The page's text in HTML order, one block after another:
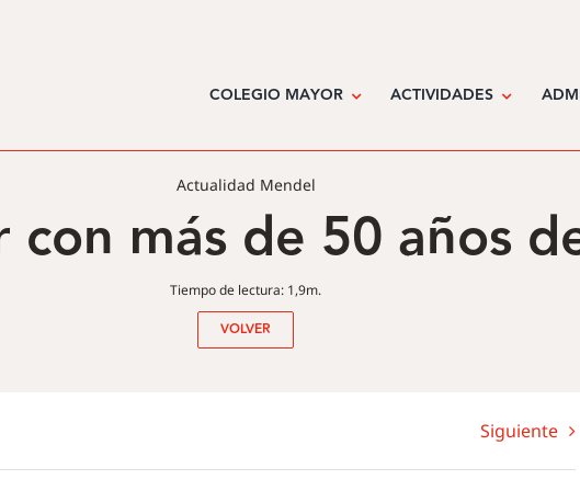
COLEGIO MAYOR
ACTIVIDADES
Actualidad Mendel
más de 50 años
Tiempo de lectura: 1,9m.
VOLVER
Siguiente